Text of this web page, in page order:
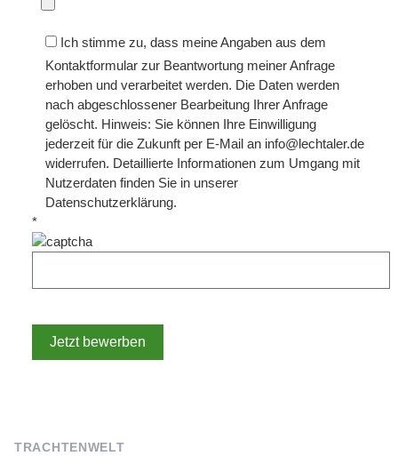
Ich stimme zu, dass meine Angaben aus dem
Kontaktformular zur Beantwortung meiner Anfrage
erhoben und verarbeitet werden. Die Daten werden
nach abgeschlossener Bearbeitung Ihrer Anfrage
gelöscht. Hinweis: Sie können Ihre Einwilligung
jederzeit für die Zukunft per E-Mail an info@lechtaler.de
widerrufen. Detaillierte Informationen zum Umgang mit
Nutzerdaten finden Sie in unserer
Datenschutzerklärung.
*
TRACHTENWELT